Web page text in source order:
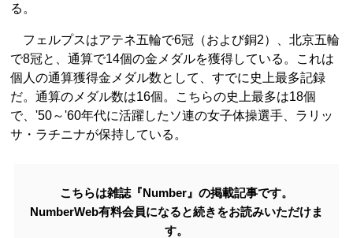
る。
フェルプスはアテネ五輪で6冠（および銅2）、北京五輪
で8冠と、通算で14個の金メダルを獲得している。これは
個人の通算獲得金メダル数として、すでに史上最多記録
だ。通算のメダル数は16個。こちらの史上最多は18個
で、'50～'60年代に活躍したソ連の女子体操選手、ラリッ
サ・ラチニナが保持している。
こちらは雑誌『Number』の掲載記事です。
NumberWeb有料会員になると続きをお読みいただけま
す。